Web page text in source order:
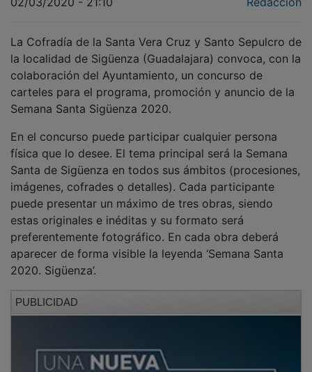
la localidad de Sigüenza (Guadalajara) convoca, con la
colaboración del Ayuntamiento, un concurso de
carteles para el programa, promoción y anuncio de la
Semana Santa Sigüenza 2020.
física que lo desee. El tema principal será la Semana
Santa de Sigüenza en todos sus ámbitos (procesiones,
imágenes, cofrades o detalles). Cada participante
puede presentar un máximo de tres obras, siendo
estas originales e inéditas y su formato será
preferentemente fotográfico. En cada obra deberá
aparecer de forma visible la leyenda ‘Semana Santa
2020. Sigüenza’.